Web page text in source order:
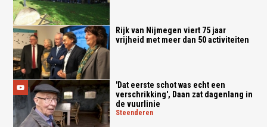
Rijk van Nijmegen viert 75 jaar
vrijheid met meer dan 50 activiteiten
'Dat eerste schot was echt een
verschrikking', Daan zat dagenlang in
de vuurlinie
steenderen